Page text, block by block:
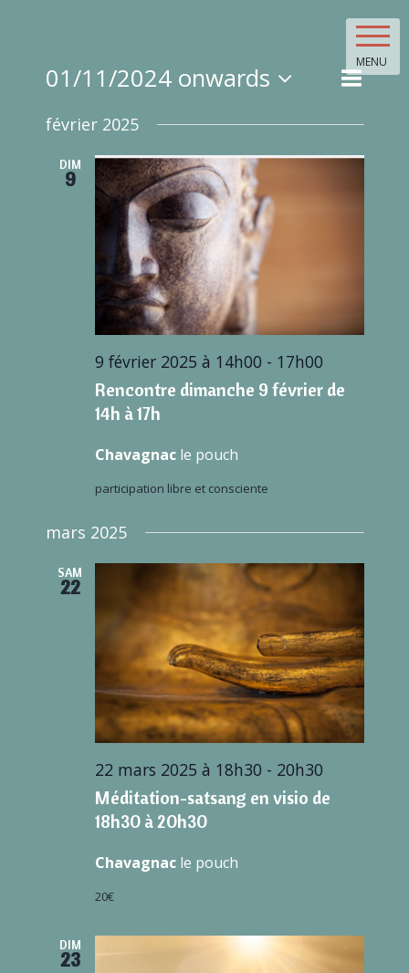
MENU
and
Views
Event
List
01/11/2024 onwards
Select
février 2025
DIM
9
9 février 2025 à 14h00 - 17h00
Rencontre dimanche 9 février de
14h à 17h
Chavagnac le pouch
participation libre et consciente
mars 2025
SAM
22
22 mars 2025 à 18h30 - 20h30
Méditation-satsang en visio de
18h30 à 20h30
Chavagnac le pouch
20€
DIM
23